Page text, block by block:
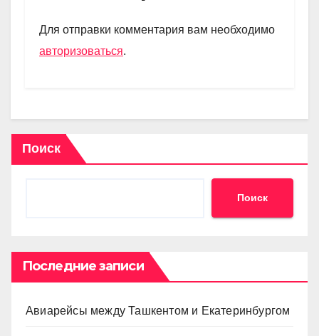
m p
p
a
и
Для отправки комментария вам необходимо
авторизоваться.
Поиск
Поиск
Последние записи
Авиарейсы между Ташкентом и Екатеринбургом